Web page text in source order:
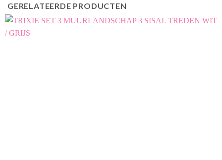
GERELATEERDE PRODUCTEN